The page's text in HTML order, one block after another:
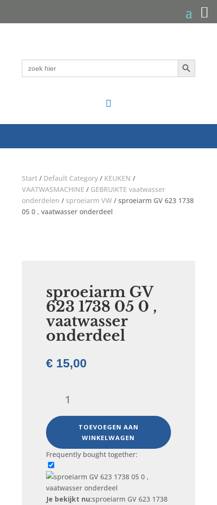
Zoek
naar:
Zoekknop

Start/ Default Category/ KEUKEN /
VAATWASMACHINE / GEBRUIKTE vaatwasser
onderdelen / sproeiarm VW/ sproeiarm GV 623 1738
05 0 , vaatwasser onderdeel
sproeiarm GV
623 1738 05 0 ,
vaatwasser
onderdeel
€15,00
1738
05
0
,
vaatwasser
onderdeel
aantal
TOEVOEGEN AAN
WINKELWAGEN
Frequently bought together:
Je bekijkt nu:sproeiarm GV 623 1738